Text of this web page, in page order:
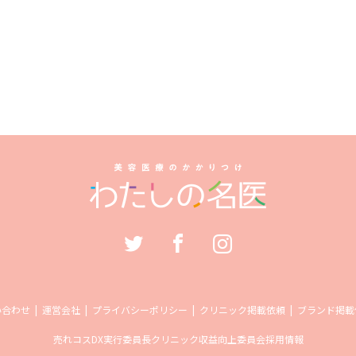
わせ 運営会社 プライバシーポリシー クリニック掲載依頼 ブランド掲
売れコスDX実行委員長クリニック収益向上委員会採用情報